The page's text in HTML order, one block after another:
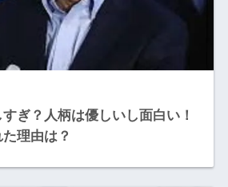
ぎ？人柄は優しいし面白い！
理由は？